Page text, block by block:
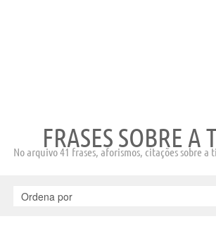
FRASES SOBRE A
No arquivo 41 frases, aforismos, citações sobre a